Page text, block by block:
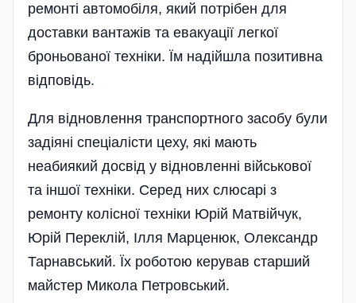
ремонті автомобіля, який потрібен для
доставки вантажів та евакуації легкої
броньованої техніки. Їм надійшла позитивна
відповідь.
Для відновлення транспортного засобу були
задіяні спеціалісти цеху, які мають
неабиякий досвід у відновленні військової
та іншої техніки. Серед них слюсарі з
ремонту колісної техніки Юрій Матвійчук,
Юрій Переклій, Ілля Марценюк, Олександр
Тарнавський. Їх роботою керував старший
майстер Микола Петровський.